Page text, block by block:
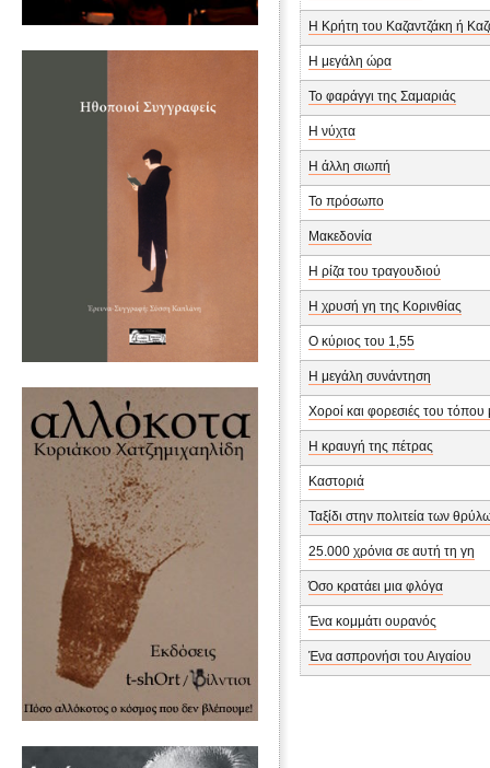
Η Κρήτη του Καζαντζάκη ή
Η μεγάλη ώρα
Το φαράγγι της Σαμαριάς
Η νύχτα
Η άλλη σιωπή
Το πρόσωπο
Μακεδονία
Η ρίζα του τραγουδιού
Η χρυσή γη της Κορινθίας
Ο κύριος του 1,55
Η μεγάλη συνάντηση
Χοροί και φορεσιές του τόπου
Η κραυγή της πέτρας
Καστοριά
Ταξίδι στην πολιτεία των
25.000 χρόνια σε αυτή τη γη
Όσο κρατάει μια φλόγα
Ένα κομμάτι ουρανός
Ένα ασπρονήσι του Αιγαίου